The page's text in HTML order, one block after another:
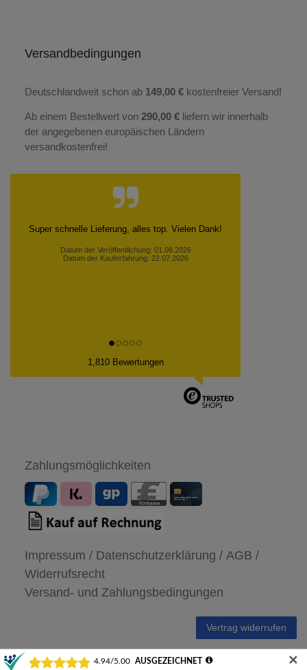
Versandbedingungen
Deutschlandweit schon ab 149,00 € kostenfreier Versand!
Ab einem Bestellwert von 290,00 € liefern wir innerhalb
der angegebenen europäischen Ländern
versandkostenfrei!
Super schnelle Lieferung, alles top. Vielen Dank!
Datum der Veröffentlichung: 01.08.2026
Datum der Kauferfahrung: 22.07.2026
1,810 Bewertungen
Zahlungsmöglichkeiten
Impressum / Datenschutzerklärung / AGB /
Widerrufsrecht
Versand- und Zahlungsbedingungen
Vertrag widerrufen
✕